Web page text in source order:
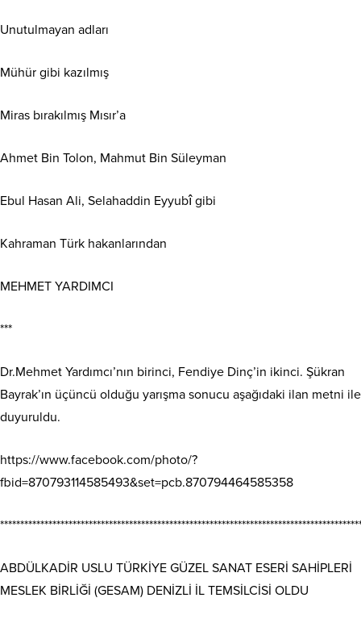
Unutulmayan adları
Mühür gibi kazılmış
Miras bırakılmış Mısır’a
Ahmet Bin Tolon, Mahmut Bin Süleyman
Ebul Hasan Ali, Selahaddin Eyyubî gibi
Kahraman Türk hakanlarından
MEHMET YARDIMCI
***
Dr.Mehmet Yardımcı’nın birinci, Fendiye Dinç’in ikinci. Şükran
Bayrak’ın üçüncü olduğu yarışma sonucu aşağıdaki ilan metni ile
duyuruldu.
https://www.facebook.com/photo/?
fbid=870793114585493&set=pcb.870794464585358
ABDÜLKADİR USLU TÜRKİYE GÜZEL SANAT ESERİ SAHİPLERİ
MESLEK BİRLİĞİ (GESAM) DENİZLİ İL TEMSİLCİSİ OLDU